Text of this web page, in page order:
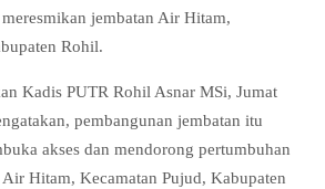
jembatan Air Hitam,
Rohil.
Kadis PUTR Rohil Asnar MSi, Jumat
pembangunan jembatan itu
akses dan mendorong pertumbuhan
Hitam, Kecamatan Pujud, Kabupaten